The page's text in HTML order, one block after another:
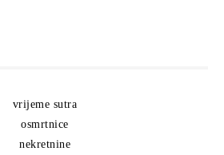
vrijeme sutra
osmrtnice
nekretnine